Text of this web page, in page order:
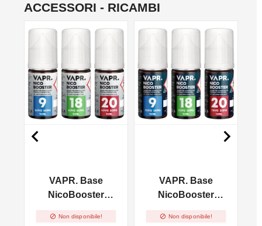
ACCESSORI - RICAMBI
VAPR. Base
NicoBooster
 Non disponibile!
VAPR. Base
NicoBooster
 Non disponibile!
 